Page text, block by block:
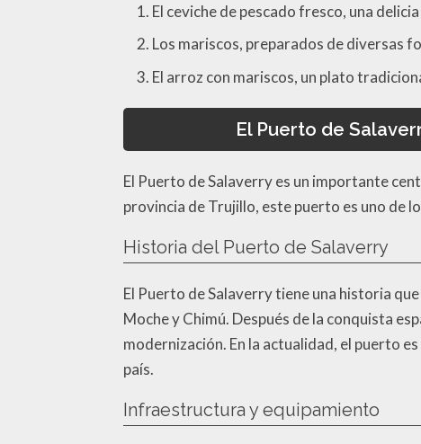
El ceviche de pescado fresco, una
Los mariscos, preparados de diversas
El arroz con mariscos, un plato
El Puerto de
El Puerto de Salaverry es un importante
provincia de Trujillo, este puerto es uno de
Historia del Puerto de Salaverry
El Puerto de Salaverry tiene una historia
Moche y Chimú. Después de la conquista
modernización. En la actualidad, el puerto
país.
Infraestructura y equipamiento